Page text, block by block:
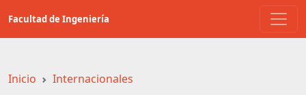
contenido
Facultad de Ingeniería
Inicio Internacionales